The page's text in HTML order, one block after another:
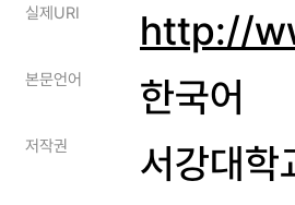
실제URI http://
본문언어 한국어
저작권 서강대학